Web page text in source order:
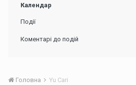
Календар
Події
Коментарі до подій
Головна Yu Cari